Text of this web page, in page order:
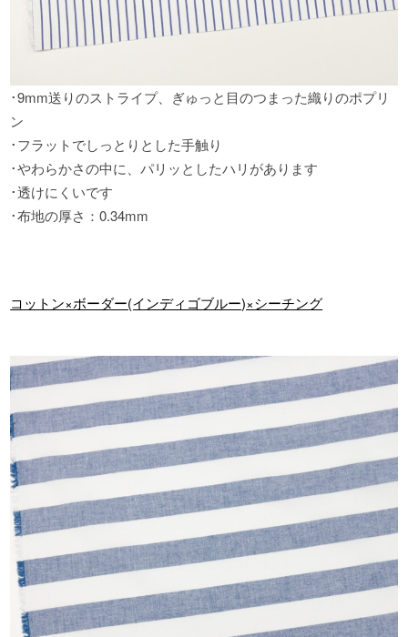
･9mm送りのストライプ、 ぎゅっと目のつまった織りのポプリ
ン
･フラットでしっとりとした手触り
･やわらかさの中に
、パリッとしたハリがあります
･透けにくいです
･布地の厚さ ：0.34mm
コットン×ボーダー(インディゴブルー)×シーチング